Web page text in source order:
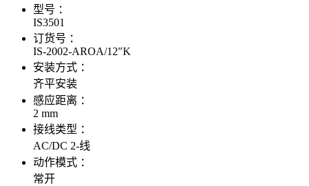
型号 ：
IS3501
订货号 ：
IS-2002-AROA/12"K
安装方式 ：
齐平安装
感应距离 ：
2 mm
接线类型 ：
AC/DC 2-线
动作模式 ：
常开